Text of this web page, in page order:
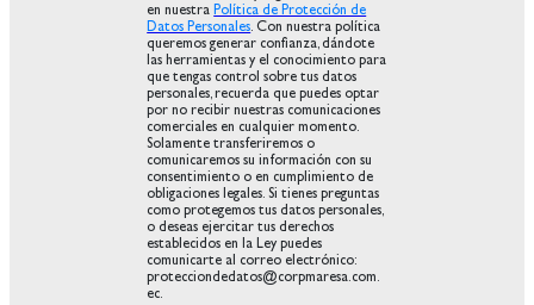
en nuestraPolítica de Protección de
Datos Personales. Con nuestra política
queremos generar confianza, dándote
las herramientas y el conocimiento para
que tengas control sobre tus datos
personales, recuerda que puedes optar
por no recibir nuestras comunicaciones
comerciales en cualquier momento.
Solamente transferiremos o
comunicaremos su información con su
consentimiento o en cumplimiento de
obligaciones legales. Si tienes preguntas
como protegemos tus datos personales,
o deseas ejercitar tus derechos
establecidos en la Ley puedes
comunicarte al correo electrónico:
protecciondedatos@corpmaresa.com.
ec.